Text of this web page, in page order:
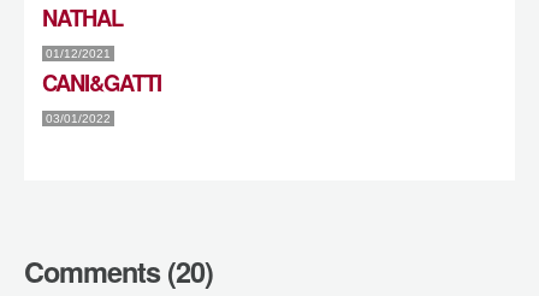
NATHAL
01/12/2021
CANI&GATTI
03/01/2022
Comments (20)